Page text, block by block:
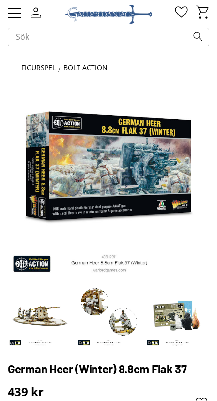
Meny
FIGURSPEL BOLT ACTION
German Heer (Winter) 8.8cm Flak 37
439 kr